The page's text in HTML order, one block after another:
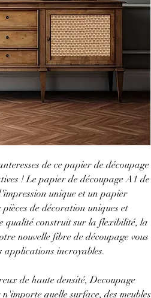
de ce papier de découpage
! Le papier de découpage A1 de
unique et un papier
de décoration uniques et
qualité construit sur la flexibilité, la
nouvelle fibre de découpage vous
applications incroyables.
de haute densité, Decoupage
quelle surface, des meubles